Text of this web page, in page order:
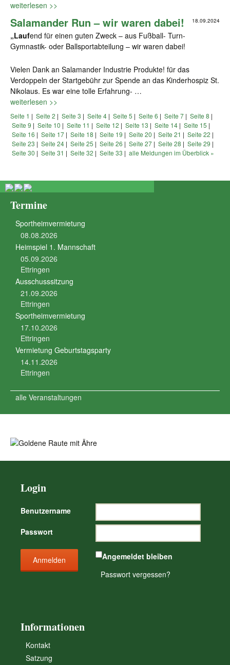
weiterlesen >>
Salamander Run – wir waren dabei! 18.09.2024
„Laufend für einen guten Zweck – aus Fußball- Turn-
Gymnastik- oder Ballsportabteilung – wir waren dabei!
Vielen Dank an Salamander Industrie Produkte! für das
Verdoppeln der Startgebühr zur Spende an das Kinderhospiz St.
Nikolaus. Es war eine tolle Erfahrung- …
weiterlesen >>
Seite 1 | Seite 2 | Seite 3 | Seite 4 | Seite 5 | Seite 6 | Seite 7 | Seite 8 |
Seite 9 | Seite 10 | Seite 11 | Seite 12 | Seite 13 | Seite 14 | Seite 15 |
Seite 16 | Seite 17 | Seite 18 | Seite 19 | Seite 20 | Seite 21 | Seite 22 |
Seite 23 | Seite 24 | Seite 25 | Seite 26 | Seite 27 | Seite 28 | Seite 29 |
Seite 30 | Seite 31 | Seite 32 | Seite 33 | alle Meldungen im Überblick »
Termine
Sportheimvermietung
08.08.2026
Heimspiel 1. Mannschaft
05.09.2026
Ettringen
Ausschusssitzung
21.09.2026
Ettringen
Sportheimvermietung
17.10.2026
Ettringen
Vermietung Geburtstagsparty
14.11.2026
Ettringen
alle Veranstaltungen
Login
Benutzername
Passwort
Angemeldet bleiben
Passwort vergessen?
Informationen
Kontakt
Satzung